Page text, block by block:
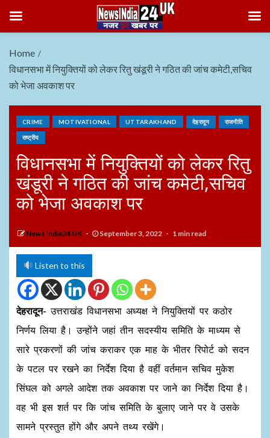
Home
विधानसभा में नियुक्तियों को लेकर रितु खंडूरी ने गठित की जांच कमेटी,सचिव
को भेजा अवकाश पर
CRIME MOTIVATIONAL UTTARAKHAND देहरादून राजनीति
राष्ट्रीय
विधानसभा में नियुक्तियों को लेकर रितु
खंडूरी ने गठित की जांच कमेटी,सचिव
को भेजा अवकाश पर
News India24 UK September 3, 2022 1 min read
Listen to this
देहरादून- उत्तराखंड विधानसभा अध्यक्ष ने नियुक्तियों पर कठोर
निर्णय लिया है। उन्होंने जहां तीन सदस्यीय समिति के माध्यम से
सारे प्रकरणों की जांच कराकर एक माह के भीतर रिपोर्ट को सदन
के पटल पर रखने का निर्देश दिया है वहीं वर्तमान सचिव मुकेश
सिंघल को अगले आदेश तक अवकाश पर जाने का निर्देश दिया है।
वह भी इस शर्त पर कि जांच समिति के बुलाए जाने पर वे उसके
सामने प्रस्तुत होंगे और अपने तथ्य रखेंगे।